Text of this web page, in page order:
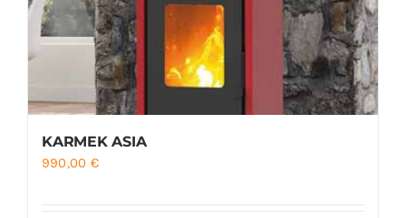
KARMEK ASIA
990,00 €